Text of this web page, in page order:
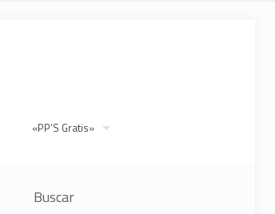
«PP’S Gratis»
Buscar